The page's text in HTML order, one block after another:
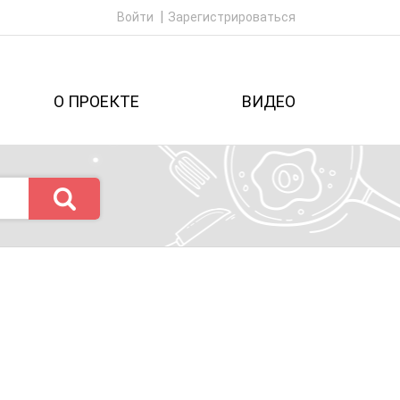
Войти Зарегистрироваться
О ПРОЕКТЕ ВИДЕО